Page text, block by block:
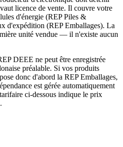
licence de vente. Il couvre votre
d'énergie (REP Piles &
d'expédition (REP Emballages). La
unité vendue — il n'existe aucun
DEEE ne peut être enregistrée
préalable. Si vos produits
donc d'abord la REP Emballages,
est gérée automatiquement
ci-dessous indique le prix